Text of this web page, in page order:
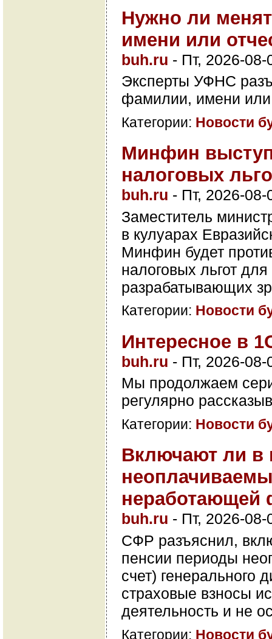
Нужно ли
имени или
buh.ru - Пт, 2026-08-
Эксперты УФНС
фамилии, имени или
Категории: Новости
Минфин
налоговых
buh.ru - Пт, 2026-08-
Заместитель
в кулуарах
Минфин будет
налоговых льгот
разрабатывающих
Категории: Новости
Интересное в
buh.ru - Пт, 2026-08-
Мы продолжаем
регулярно
Категории: Новости
Включают ли в
buh.ru - Пт, 2026-08-
СФР разъяснил,
пенсии периоды
счет) генерального
страховые взносы
деятельность и не
Категории: Новости